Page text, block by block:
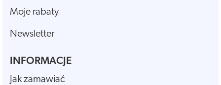
Moje rabaty
Newsletter
INFORMACJE
Jak zamawiać